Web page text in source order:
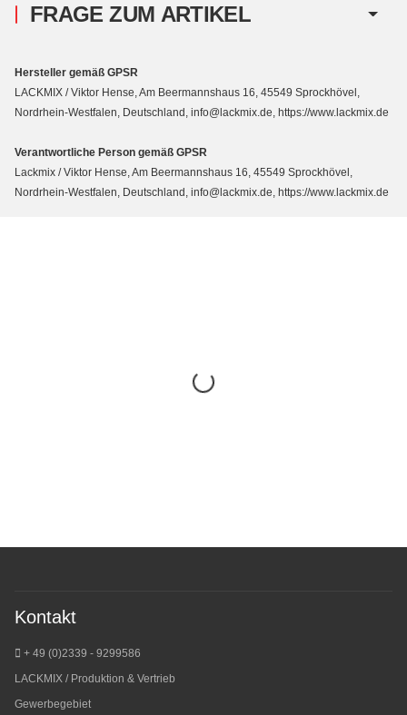
FRAGE ZUM ARTIKEL
Hersteller gemäß GPSR
LACKMIX / Viktor Hense, Am Beermannshaus 16, 45549 Sprockhövel,
Nordrhein-Westfalen, Deutschland, info@lackmix.de, https://www.lackmix.de
Verantwortliche Person gemäß GPSR
Lackmix / Viktor Hense, Am Beermannshaus 16, 45549 Sprockhövel,
Nordrhein-Westfalen, Deutschland, info@lackmix.de, https://www.lackmix.de
Kontakt
+ 49 (0)2339 - 9299586
LACKMIX / Produktion & Vertrieb
Gewerbegebiet